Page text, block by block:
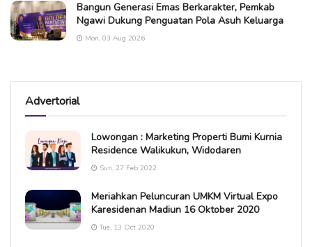
Bangun Generasi Emas Berkarakter, Pemkab
Ngawi Dukung Penguatan Pola Asuh Keluarga
Mon, 03 Aug 2026
Advertorial
Lowongan : Marketing Properti Bumi Kurnia
Residence Walikukun, Widodaren
Sun, 27 Feb 2022
Meriahkan Peluncuran UMKM Virtual Expo
Karesidenan Madiun 16 Oktober 2020
Tue, 13 Oct 2020